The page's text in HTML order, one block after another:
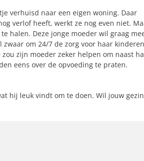
verhuisd naar een eigen woning. Daar
verlof heeft, werkt ze nog even niet.
halen. Deze jonge moeder wil graag
om 24/7 de zorg voor haar kinderen
zijn moeder zeker helpen om naast
eens over de opvoeding te praten.
hij leuk vindt om te doen. Wil jouw gezin